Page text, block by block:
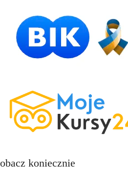
koniecznie